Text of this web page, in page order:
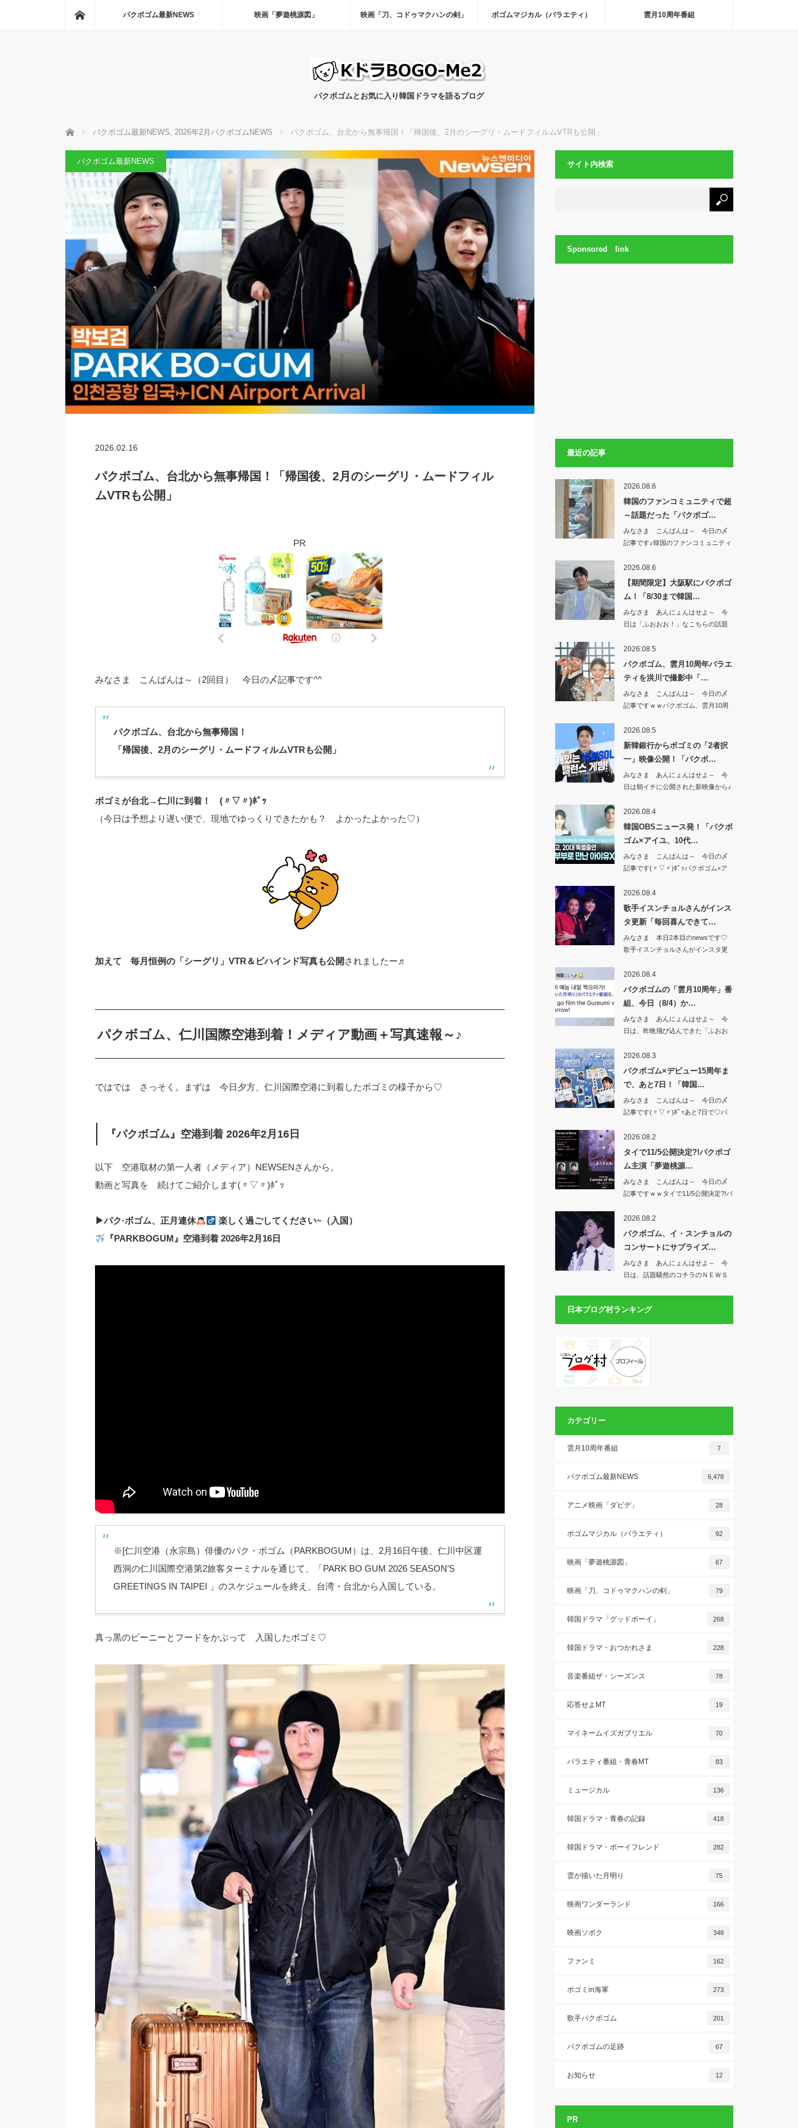
パクボゴム最新NEWS 映画「夢遊桃源図」 映画「刀、コドゥマクハンの剣」 ボゴムマジカル（バラエティ） 雲月10周年番組
パクボゴムとお気に入り韓国ドラマを語るブログ
ホーム パクボゴム最新NEWS, 2026年2月パクボゴムNEWS パクボゴム、台北から無事帰国！「帰国後、2月のシーグリ・ムードフィルムVTRも公開」
パクボゴム最新NEWS
2026.02.16
パクボゴム、台北から無事帰国！「帰国後、2月のシーグリ・ムードフィル
ムVTRも公開」
PR
みなさま こんばんは～（2回目） 今日の〆記事です^^
パクボゴム、台北から無事帰国！
「帰国後、2月のシーグリ・ムードフィルムVTRも公開」
ボゴミが台北→仁川に到着！ (〃▽〃)ﾎﾟｯ
（今日は予想より遅い便で、現地でゆっくりできたかも？ よかったよかった♡）
加えて 毎月恒例の「シーグリ」VTR＆ビハインド写真も公開 されましたー♬
パクボゴム、仁川国際空港到着！メディア動画＋写真速報～♪
ではでは さっそく。まずは 今日夕方、仁川国際空港に到着したボゴミの様子から♡
『パクボゴム』空港到着 2026年2月16日
以下 空港取材の第一人者（メディア）NEWSENさんから。
動画と写真を 続けてご紹介します(〃▽〃)ﾎﾟｯ
▶パク·ボゴム、正月連休
楽しく過ごしてください~（入国）
『PARKBOGUM』空港到着 2026年2月16日
※[仁川空港（永宗島）俳優のパク・ボゴム（PARKBOGUM）は、2月16日午後、仁川中区運
西洞の仁川国際空港第2旅客ターミナルを通じて、「PARK BO GUM 2026 SEASON’S
GREETINGS IN TAIPEI 」のスケジュールを終え、台湾・台北から入国している。
真っ黒のビーニーとフードをかぶって 入国したボゴミ♡
サイト内検索
Sponsored link
最近の記事
2026.08.6
韓国のファンコミュニティで超
～話題だった「パクボゴ…
みなさま こんばんは～ 今日の〆
記事です♪韓国のファンコミュニティ
2026.08.6
【期間限定】大阪駅にパクボゴ
ム！「8/30まで韓国…
みなさま あんにょんはせよ～ 今
日は「ふおおお！」なこちらの話題
2026.08.5
パクボゴム、雲月10周年バラエ
ティを洪川で撮影中「…
みなさま こんばんは～ 今日の〆
記事ですｗｗパクボゴム、雲月10周
2026.08.5
新韓銀行からボゴミの「2者択
一」映像公開！「パクボ…
みなさま あんにょんはせよ～ 今
日は朝イチに公開された新映像から♪
2026.08.4
韓国OBSニュース発！「パクボ
ゴム×アイユ、10代…
みなさま こんばんは～ 今日の〆
記事です(〃▽〃)ﾎﾟｯパクボゴム×ア
2026.08.4
歌手イスンチョルさんがインス
タ更新「毎回喜んできて…
みなさま 本日2本目のnewsです♡
歌手イスンチョルさんがインスタ更
2026.08.4
パクボゴムの「雲月10周年」番
組、今日（8/4）か…
みなさま あんにょんはせよ～ 今
日は、昨晩飛び込んできた「ふおお
2026.08.3
パクボゴム×デビュー15周年ま
で、あと7日！「韓国…
みなさま こんばんは～ 今日の〆
記事です(〃▽〃)ﾎﾟｯあと7日で♡パ
2026.08.2
タイで11/5公開決定?!パクボゴ
ム主演「夢遊桃源…
みなさま こんばんは～ 今日の〆
記事ですｗｗタイで11/5公開決定?!パ
2026.08.2
パクボゴム、イ・スンチョルの
コンサートにサプライズ…
みなさま あんにょんはせよ～ 今
日は、話題騒然のコチラのＮＥＷＳ
日本ブログ村ランキング
カテゴリー
雲月10周年番組 7
パクボゴム最新NEWS 6,478
アニメ映画「ダビデ」 28
ボゴムマジカル（バラエティ） 92
映画「夢遊桃源図」 67
映画「刀、コドゥマクハンの剣」 79
韓国ドラマ「グッドボーイ」 268
韓国ドラマ・おつかれさま 228
音楽番組ザ・シーズンス 78
応答せよMT 19
マイネームイズガブリエル 70
バラエティ番組・青春MT 83
ミュージカル 136
韓国ドラマ・青春の記録 418
韓国ドラマ・ボーイフレンド 282
雲が描いた月明り 75
映画ワンダーランド 166
映画ソボク 348
ファンミ 162
ボゴミin海軍 273
歌手パクボゴム 201
パクボゴムの足跡 67
お知らせ 12
PR